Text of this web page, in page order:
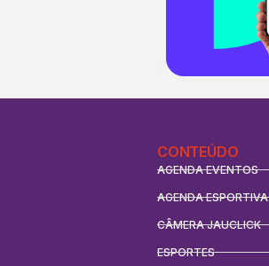
CONTEÚDO
AGENDA EVENTOS
AGENDA ESPORTIVA
CÂMERA JAUCLICK
ESPORTES